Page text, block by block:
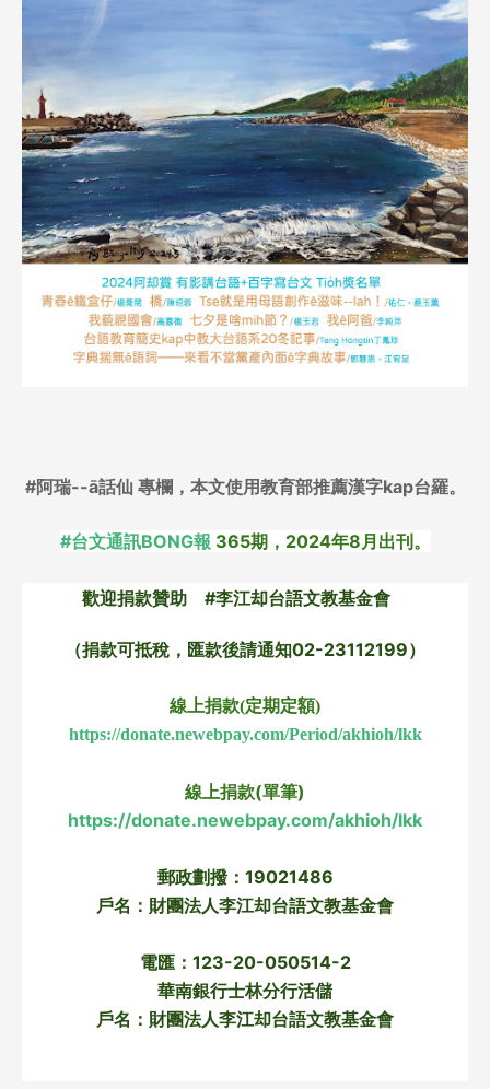
#阿瑞--ā話仙 專欄，本文使用教育部推薦漢字kap台羅。
#台文通訊BONG報 365期，2024年8月出刊。
歡迎捐款贊助 #李江却台語文教基金會
（捐款可抵稅，匯款後請通知02-23112199）
線上捐款(定期定額)
https://donate.newebpay.com/Period/akhioh/lkk
線上捐款(單筆)
https://donate.newebpay.com/akhioh/lkk
郵政劃撥：19021486
戶名：財團法人李江却台語文教基金會
電匯：123-20-050514-2
華南銀行士林分行活儲
戶名：財團法人李江却台語文教基金會